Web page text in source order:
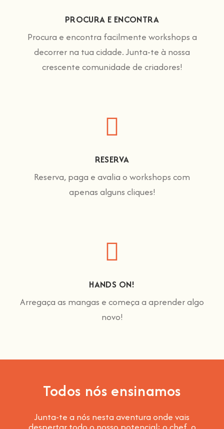
PROCURA E ENCONTRA
Procura e encontra facilmente workshops a
decorrer na tua cidade. Junta-te à nossa
crescente comunidade de criadores!
RESERVA
Reserva, paga e avalia o workshops com
apenas alguns cliques!
HANDS ON!
Arregaça as mangas e começa a aprender algo
novo!
Todos nós ensinamos
Junta-te a nós nesta aventura onde vais